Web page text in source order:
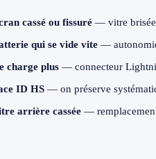
716 53 82
cassé ou fissuré — vitre
qui se vide vite —
charge plus — connecteur
ID HS — on préserve
arrière cassée —